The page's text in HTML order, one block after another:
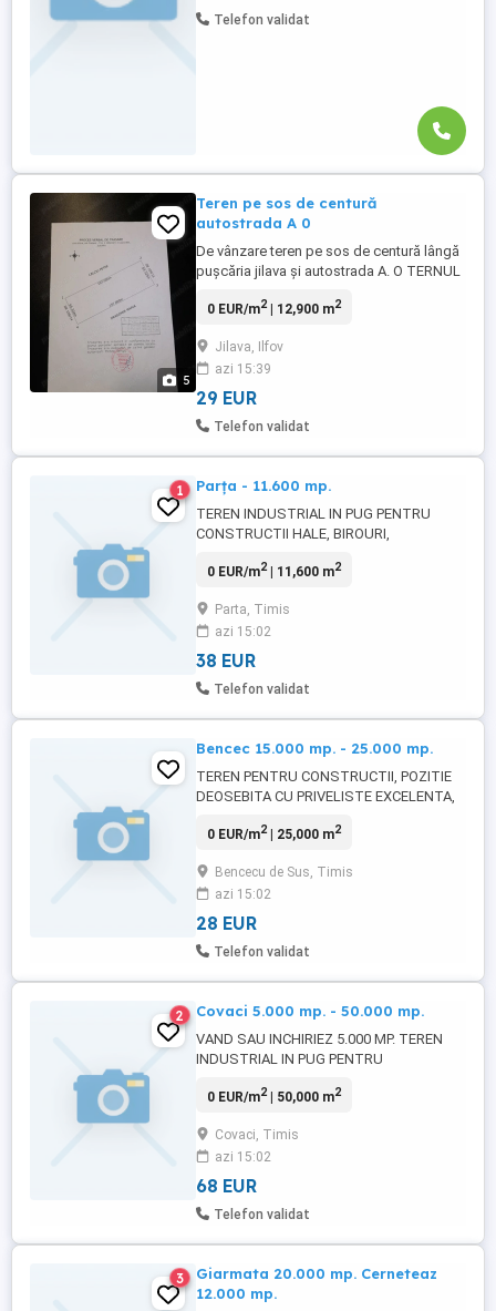
Telefon validat
5
Teren pe sos de centură
autostrada A 0
De vânzare teren pe sos de centură lângă
pușcăria jilava și autostrada A. O TERNUL
12900M2 Cadastru și intabulare Se poate
0 EUR/m2| 12,900 m2
Jilava, Ilfov
azi 15:39
29 EUR
Telefon validat
1 Parța - 11.600 mp.
TEREN INDUSTRIAL IN PUG PENTRU
CONSTRUCTII HALE, BIROURI,
FRONT STRADAL LA DRUMUL
CURENT JOASA SI MEDIE TENSIUNE,
ACCES AUTO SI TIR.
0 EUR/m2| 11,600 m2
Parta, Timis
azi 15:02
38 EUR
Telefon validat
Bencec 15.000 mp. - 25.000 mp.
TEREN PENTRU CONSTRUCTII, POZITIE
DEOSEBITA CU PRIVELISTE EXCELENTA,
LA TEREN, ACCES AUTO SI TIR DIRECT
0 EUR/m2| 25,000 m2
Bencecu de Sus, Timis
azi 15:02
28 EUR
Telefon validat
2 Covaci 5.000 mp. - 50.000 mp.
VAND SAU INCHIRIEZ 5.000 MP. TEREN
INDUSTRIAL IN PUG PENTRU
DEPOZITARE, BIROURI SI SERVICII CU
APA, FIBRA OPTICA, PAZA, ACCES AUTO SI
TIR, EXTRAS CF. - PROPRIETAR.
0 EUR/m2| 50,000 m2
Covaci, Timis
azi 15:02
68 EUR
Telefon validat
3
Giarmata 20.000 mp. Cerneteaz
12.000 mp.